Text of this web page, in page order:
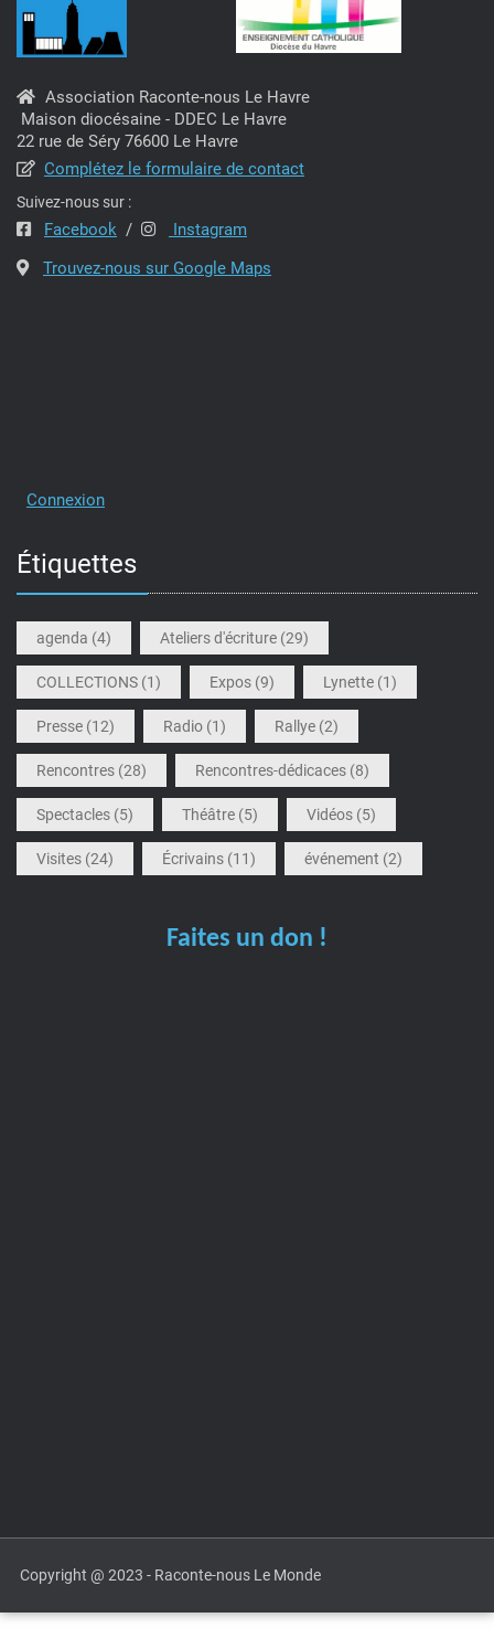
Association Raconte-nous Le Havre
Maison diocésaine - DDEC Le Havre
22 rue de Séry 76600 Le Havre
Complétez le formulaire de contact
Suivez-nous sur :
Facebook /
Instagram
Trouvez-nous sur Google Maps
Connexion
Étiquettes
agenda (4) Ateliers d'écriture (29)
COLLECTIONS (1) Expos (9) Lynette (1)
Presse (12) Radio (1) Rallye (2)
Rencontres (28) Rencontres-dédicaces (8)
Spectacles (5) Théâtre (5) Vidéos (5)
Visites (24) Écrivains (11) événement (2)
Faites un don !
Copyright @ 2023 - Raconte-nous Le Monde